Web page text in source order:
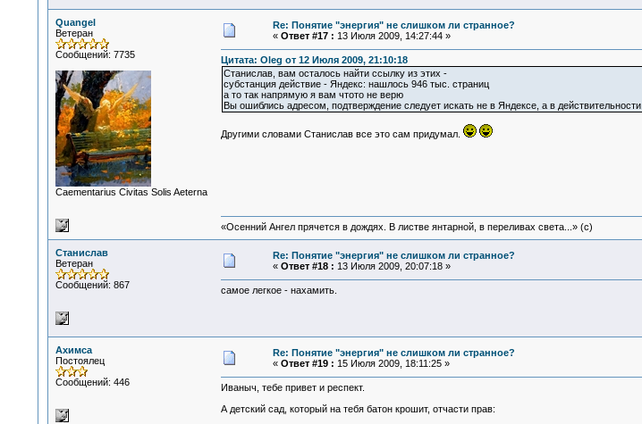
Quangel
Ветеран
Сообщений: 7735
Сaementarius Civitas Solis Aeterna
Re: Понятие "энергия" не слишком ли странное?
« Ответ #17 : 13 Июля 2009, 14:27:44 »
Цитата: Oleg от 12 Июля 2009, 21:10:18
Станислав, вам осталось найти ссылку из этих -
субстанция действие - Яндекс: нашлось 946 тыс. страниц
а то так напрямую я вам чтото не верю
Вы ошиблись адресом, подтверждение следует искать не в Яндексе, а в действительности.
Другими словами Станислав все это сам придумал.
«Осенний Ангел прячется в дождях. В листве янтарной, в переливах света...» (c)
Станислав
Ветеран
Сообщений: 867
Re: Понятие "энергия" не слишком ли странное?
« Ответ #18 : 13 Июля 2009, 20:07:18 »
самое легкое - нахамить.
Ахимса
Постоялец
Сообщений: 446
Re: Понятие "энергия" не слишком ли странное?
« Ответ #19 : 15 Июля 2009, 18:11:25 »
Иваныч, тебе привет и респект.
А детский сад, который на тебя батон крошит, отчасти прав: